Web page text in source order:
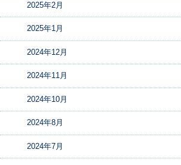
2025年2月
2025年1月
2024年12月
2024年11月
2024年10月
2024年8月
2024年7月